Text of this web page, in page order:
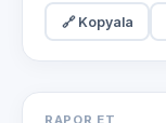
🔗 Kopyala
RAPOR ET